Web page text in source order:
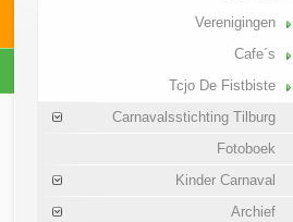
Verenigingen
Cafe´s
Tcjo De Fistbiste
Carnavalsstichting Tilburg
Fotoboek
Kinder Carnaval
Archief